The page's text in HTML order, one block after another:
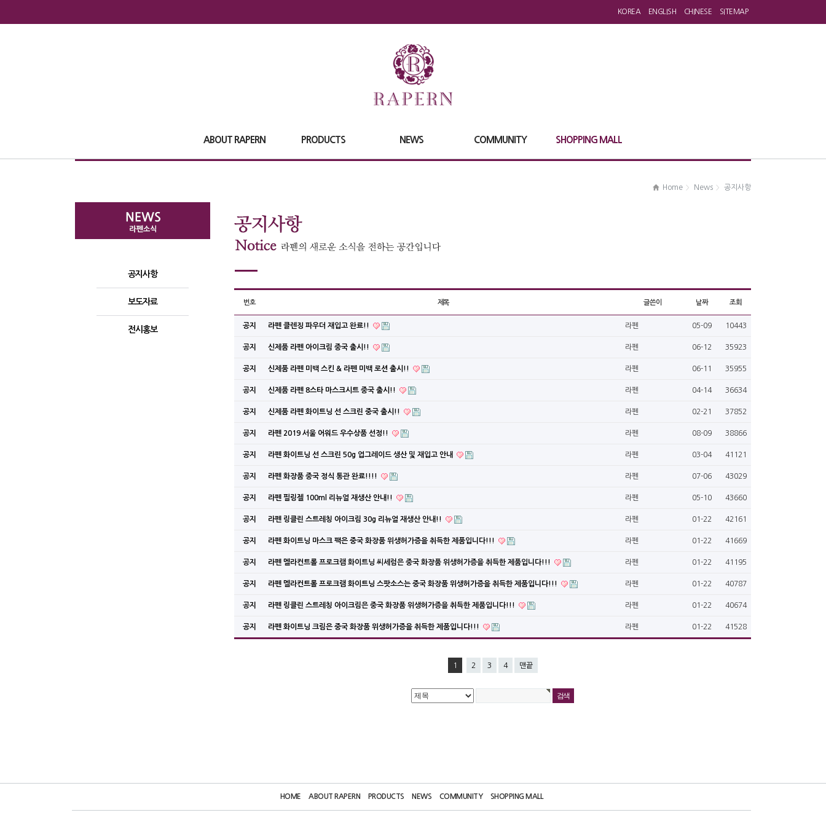
KOREA ENGLISH CHINESE SITEMAP
ABOUT RAPERN PRODUCTS NEWS COMMUNITY SHOPPING MALL
Home News 공지사항
공지사항
보도자료
전시홍보
58건
1 페
이지
번호 제목 글쓴이 날짜 조회
공지 라펜 클렌징 파우더 재입고 완료!! 라펜 05-09 10443
공지 신제품 라펜 아이크림 중국 출시!! 라펜 06-12 35923
공지 신제품 라펜 미백 스킨 & 라펜 미백 로션 출시!! 라펜 06-11 35955
공지 신제품 라펜 8스타 마스크시트 중국 출시!! 라펜 04-14 36634
공지 신제품 라펜 화이트닝 선 스크린 중국 출시!! 라펜 02-21 37852
공지 라펜 2019 서울 어워드 우수상품 선정!! 라펜 08-09 38866
공지 라펜 화이트닝 선 스크린 50g 업그레이드 생산 및 재입고 안내 라펜 03-04 41121
공지 라펜 화장품 중국 정식 통관 완료!!!! 라펜 07-06 43029
공지 라펜 필링젤 100ml 리뉴얼 재생산 안내!! 라펜 05-10 43660
공지 라펜 링클린 스트레칭 아이크림 30g 리뉴얼 재생산 안내!! 라펜 01-22 42161
공지 라펜 화이트닝 마스크 팩은 중국 화장품 위생허가증을 취득한 제품입니다!!! 라펜 01-22 41669
공지 라펜 멜라컨트롤 프로크램 화이트닝 씨세럼은 중국 화장품 위생허가증을 취득한 제품입니다!!! 라펜 01-22 41195
공지 라펜 멜라컨트롤 프로크램 화이트닝 스팟소스는 중국 화장품 위생허가증을 취득한 제품입니다!!! 라펜 01-22 40787
공지 라펜 링클린 스트레칭 아이크림은 중국 화장품 위생허가증을 취득한 제품입니다!!! 라펜 01-22 40674
공지 라펜 화이트닝 크림은 중국 화장품 위생허가증을 취득한 제품입니다!!! 라펜 01-22 41528
1 2 3 4 맨끝
HOME ABOUT RAPERN PRODUCTS NEWS COMMUNITY SHOPPING MALL